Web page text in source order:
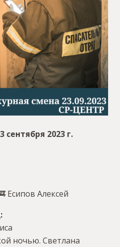
2023 г.
Есипов Алексей
ночью. Светлана